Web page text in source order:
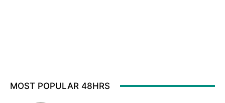
MOST POPULAR 48HRS